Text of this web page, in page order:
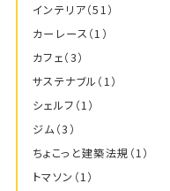
インテリア（51）
カーレース （1）
カフェ（3）
サステナブル （1）
シェルフ （1）
ジム（3）
ちょこっと建築法規 （1）
トマソン （1）